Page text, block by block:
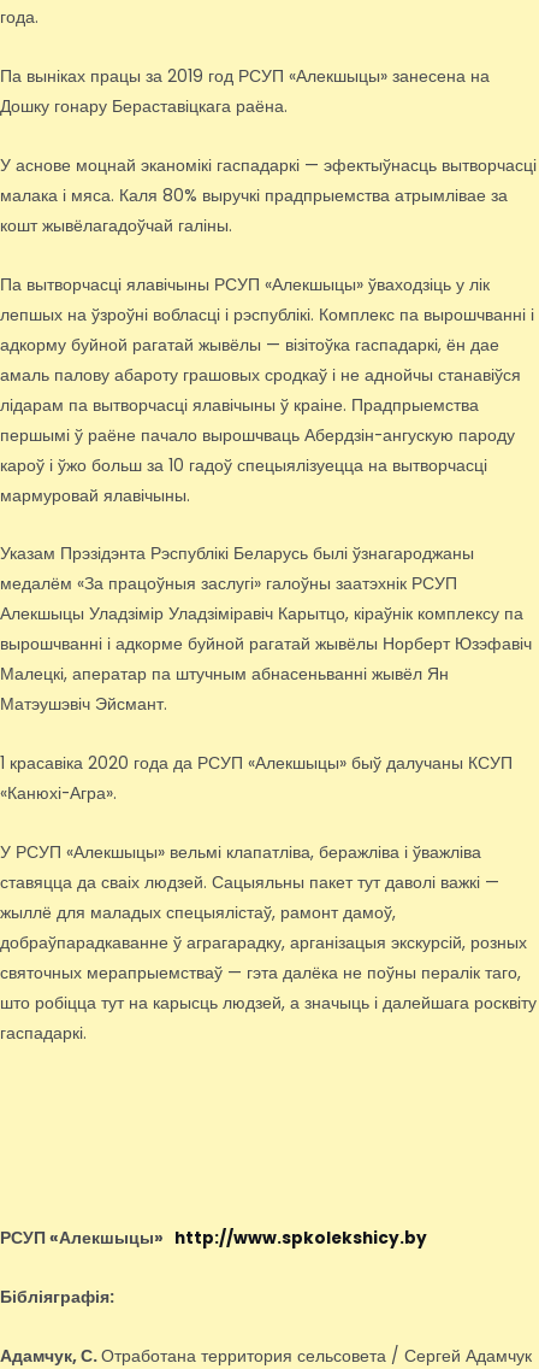
года.
Па выніках працы за 2019 год РСУП «Алекшыцы» занесена на
Дошку гонару Бераставіцкага раёна.
У аснове моцнай эканомікі гаспадаркі — эфектыўнасць вытворчасці
малака і мяса. Каля 80% выручкі прадпрыемства атрымлівае за
кошт жывёлагадоўчай галіны.
Па вытворчасці ялавічыны РСУП «Алекшыцы» ўваходзіць у лік
лепшых на ўзроўні вобласці і рэспублікі. Комплекс па вырошчванні і
адкорму буйной рагатай жывёлы — візітоўка гаспадаркі, ён дае
амаль палову абароту грашовых сродкаў і не аднойчы станавіўся
лідарам па вытворчасці ялавічыны ў краіне. Прадпрыемства
першымі ў раёне пачало вырошчваць Абердзін-ангускую пароду
кароў і ўжо больш за 10 гадоў спецыялізуецца на вытворчасці
мармуровай ялавічыны.
Указам Прэзідэнта Рэспублікі Беларусь былі ўзнагароджаны
медалём «За працоўныя заслугі» галоўны заатэхнік РСУП
Алекшыцы Уладзімір Уладзіміравіч Карытцо, кіраўнік комплексу па
вырошчванні і адкорме буйной рагатай жывёлы Норберт Юзэфавіч
Малецкі, аператар па штучным абнасеньванні жывёл Ян
Матэушэвіч Эйсмант.
1 красавіка 2020 года да РСУП «Алекшыцы» быў далучаны КСУП
«Канюхі-Агра».
У РСУП «Алекшыцы» вельмі клапатліва, беражліва і ўважліва
ставяцца да сваіх людзей. Сацыяльны пакет тут даволі важкі —
жыллё для маладых спецыялістаў, рамонт дамоў,
добраўпарадкаванне ў аграгарадку, арганізацыя экскурсій, розных
святочных мерапрыемстваў — гэта далёка не поўны пералік таго,
што робіцца тут на карысць людзей, а значыць і далейшага росквіту
гаспадаркі.
РСУП «Алекшыцы» http://www.spkolekshicy.by
Бібліяграфія:
Адамчук, С.Отработана территория сельсовета / Сергей Адамчук